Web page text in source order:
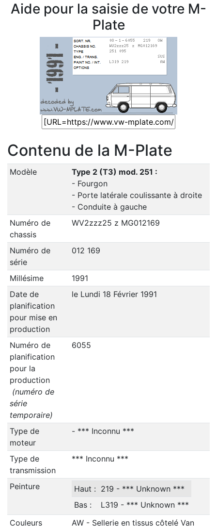
Aide pour la saisie de votre M-
Plate
Contenu de la M-Plate
Modèle
Type 2 (T3) mod. 251 :
- Fourgon
- Porte latérale coulissante à droite
- Conduite à gauche
Numéro de
chassis
WV2zzz25 z MG012169
Numéro de
série
012 169
Millésime
1991
Date de
planification
pour mise en
production
le Lundi 18 Février 1991
Numéro de
planification
pour la
production
(numéro de
série
temporaire)
6055
Type de
moteur
- *** Inconnu ***
Type de
transmission
*** Inconnu ***
Peinture Haut : 219 - *** Unknown ***
Bas :
L319 - *** Unknown ***
Couleurs
AW - Sellerie en tissus côtelé Van